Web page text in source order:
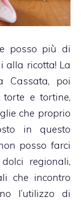
posso più di
alla ricotta! La
Cassata, poi
torte e tortine,
che proprio
in questo
posso farci
dolci regionali,
che incontro
l’utilizzo di